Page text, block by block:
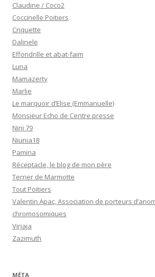
Claudine / Coco2
Coccinelle Poitiers
Criquette
Dalinele
Effondrille et abat-faim
Luna
Mamazerty
Marlie
Le marquoir d’Elise (Emmanuelle)
Monsieur Echo de Centre presse
Nini 79
Niunia18
Pamina
Réceptacle, le blog de mon père
Terrier de Marmotte
Tout Poitiers
Valentin Apac, Association de porteurs
chromosomiques
Virjaja
Zazimuth
MÉTA